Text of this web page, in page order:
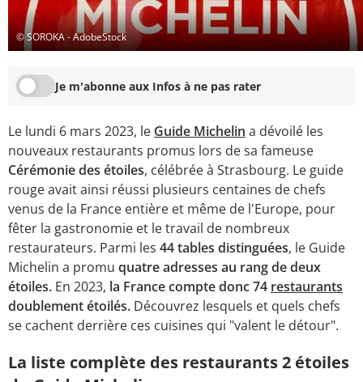
© SOROKA - AdobeStock
Je m'abonne aux Infos à ne pas rater
Le lundi 6 mars 2023, le Guide Michelin a dévoilé les
nouveaux restaurants promus lors de sa fameuse
Cérémonie des étoiles, célébrée à Strasbourg. Le guide
rouge avait ainsi réussi plusieurs centaines de chefs
venus de la France entière et même de l'Europe, pour
fêter la gastronomie et le travail de nombreux
restaurateurs. Parmi les 44 tables distinguées, le Guide
Michelin a promu quatre adresses au rang de deux
étoiles. En 2023, la France compte donc 74 restaurants
doublement étoilés. Découvrez lesquels et quels chefs
se cachent derrière ces cuisines qui "valent le détour".
La liste complète des restaurants 2 étoiles